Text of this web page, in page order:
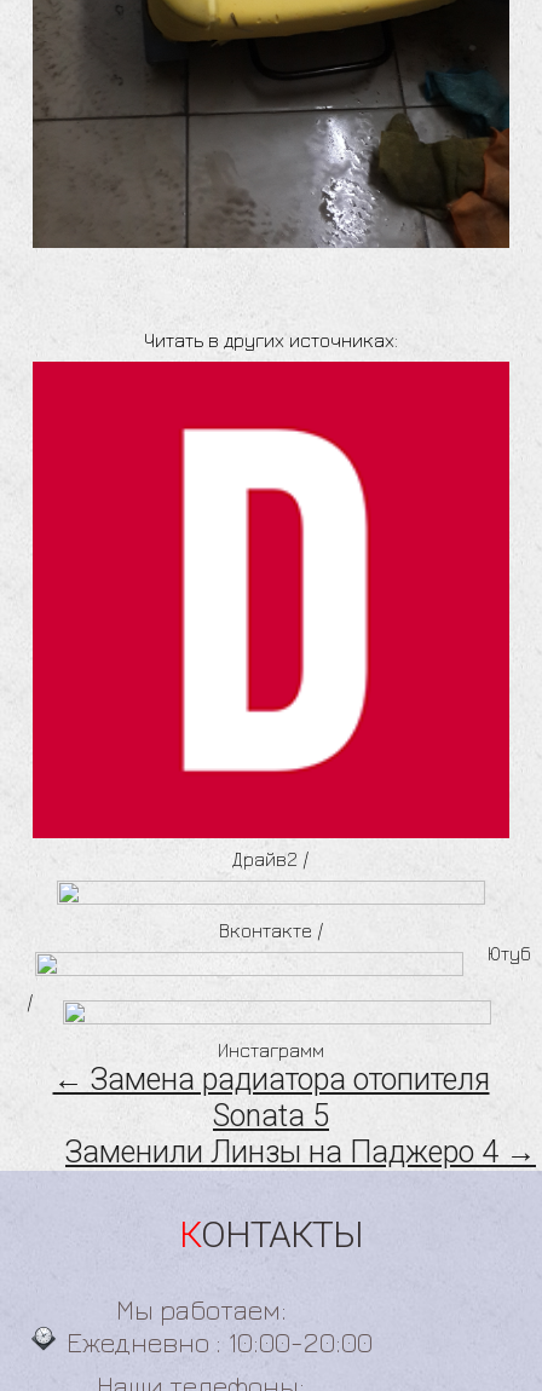
Читать в других источниках:
Драйв2 /
Вконтакте /
Ютуб
/
Инстаграмм
← Замена радиатора отопителя
Sonata 5
Заменили Линзы на Паджеро 4 →
КОНТАКТЫ
Мы работаем:
Ежедневно : 10:00-20:00